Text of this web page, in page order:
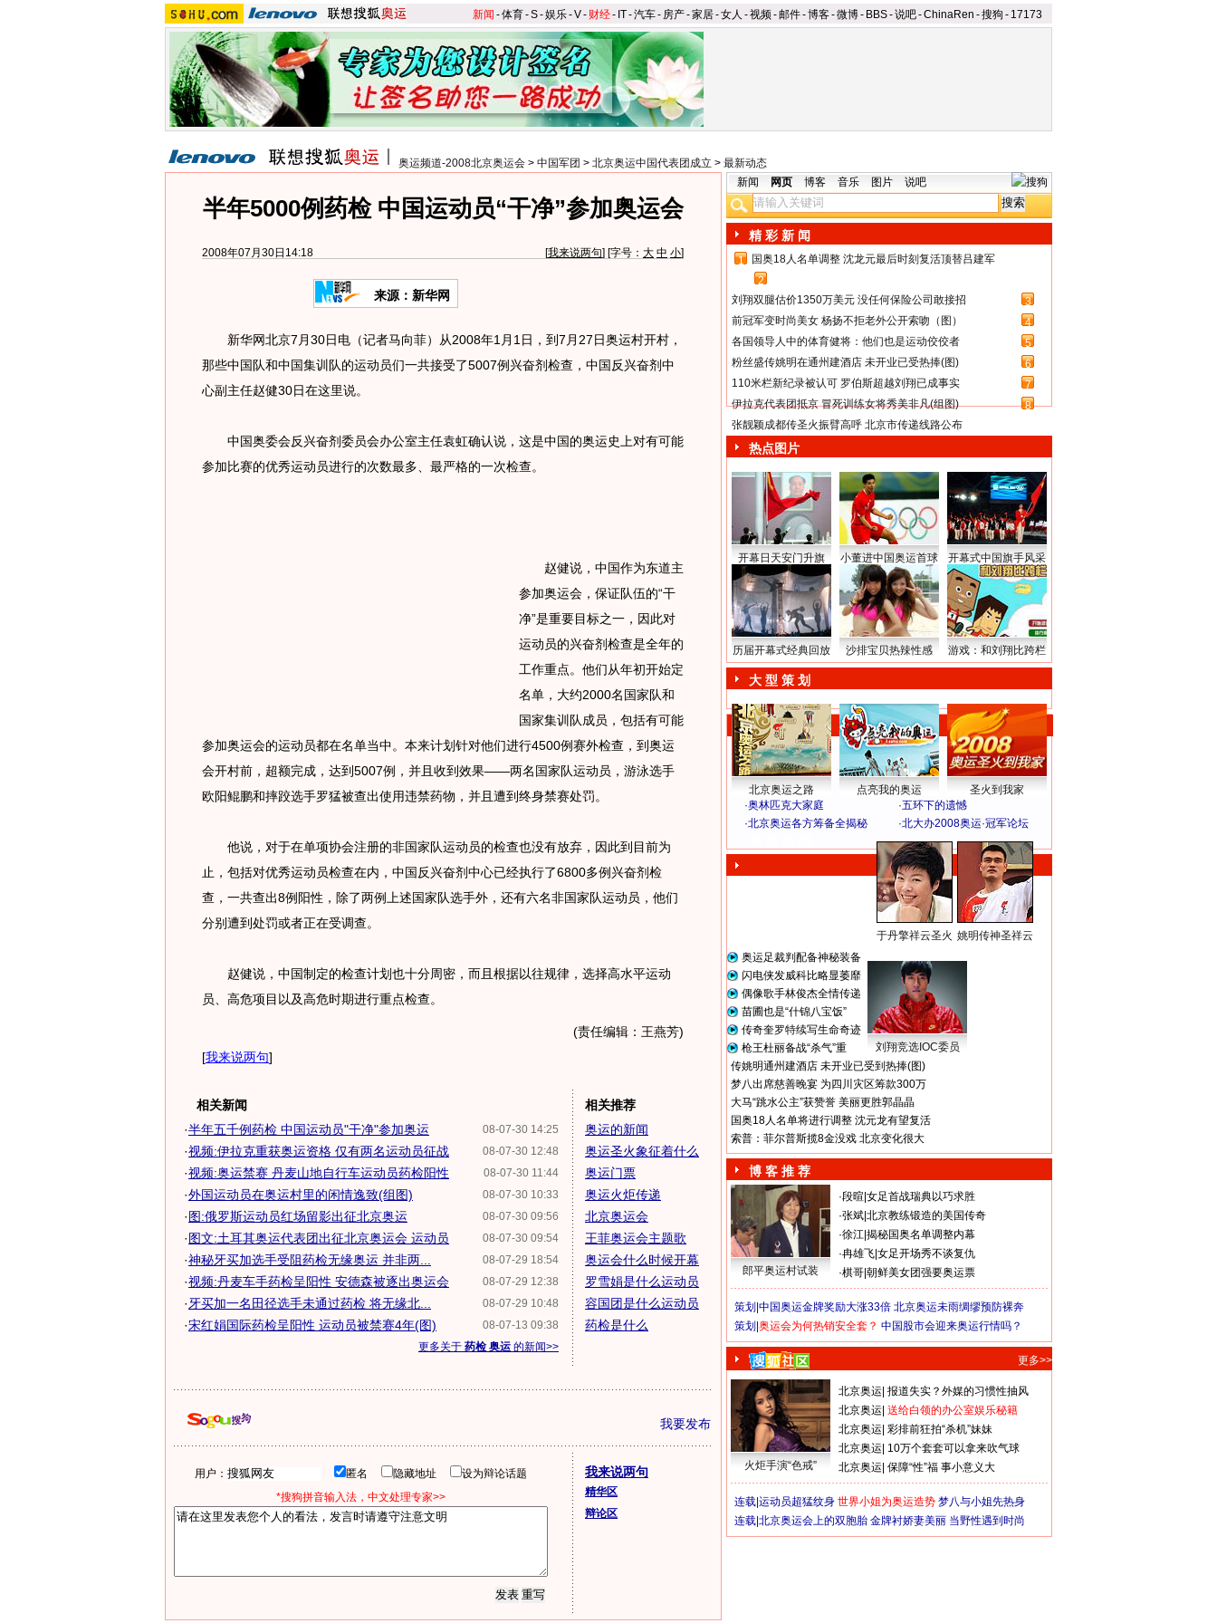
新闻 -体育-S-娱乐-V- 财经- IT-汽车- 房产-家居-女人 -视频-邮件-博客-微博- BBS-说吧-ChinaRen -搜狗 - 17173
奥运频道-2008北京奥运会 > 中国军团 > 北京奥运中国代表团成立 > 最新动态
半年5000例药检 中国运动员“干净”参加奥运会
2008年07月30日14:18 [我来说两句] [字号： 大 中 小]
来源：新华网
新华网北京7月30日电（记者马向菲）从2008年1月1日，到7月27日奥运村开村，
那些中国队和中国集训队的运动员们一共接受了5007例兴奋剂检查，中国反兴奋剂中
心副主任赵健30日在这里说。
中国奥委会反兴奋剂委员会办公室主任袁虹确认说，这是中国的奥运史上对有可能
参加比赛的优秀运动员进行的次数最多、最严格的一次检查。
赵健说，中国作为东道主
参加奥运会，保证队伍的“干
净”是重要目标之一，因此对
运动员的兴奋剂检查是全年的
工作重点。他们从年初开始定
名单，大约2000名国家队和
国家集训队成员，包括有可能
参加奥运会的运动员都在名单当中。本来计划针对他们进行4500例赛外检查，到奥运
会开村前，超额完成，达到5007例，并且收到效果——两名国家队运动员，游泳选手
欧阳鲲鹏和摔跤选手罗猛被查出使用违禁药物，并且遭到终身禁赛处罚。
他说，对于在单项协会注册的非国家队运动员的检查也没有放弃，因此到目前为
止，包括对优秀运动员检查在内，中国反兴奋剂中心已经执行了6800多例兴奋剂检
查，一共查出8例阳性，除了两例上述国家队选手外，还有六名非国家队运动员，他们
分别遭到处罚或者正在受调查。
赵健说，中国制定的检查计划也十分周密，而且根据以往规律，选择高水平运动
员、高危项目以及高危时期进行重点检查。
(责任编辑：王燕芳)
[我来说两句]
相关新闻
08-07-30 14:25
·半年五千例药检 中国运动员"干净"参加奥运
08-07-30 12:48
·视频:伊拉克重获奥运资格 仅有两名运动员征战
08-07-30 11:44
·视频:奥运禁赛 丹麦山地自行车运动员药检阳性
08-07-30 10:33
·外国运动员在奥运村里的闲情逸致(组图)
08-07-30 09:56
·图:俄罗斯运动员红场留影出征北京奥运
08-07-30 09:54
·图文:土耳其奥运代表团出征北京奥运会 运动员
08-07-29 18:54
·神秘牙买加选手受阻药检无缘奥运 并非两...
08-07-29 12:38
·视频:丹麦车手药检呈阳性 安德森被逐出奥运会
08-07-29 10:48
·牙买加一名田径选手未通过药检 将无缘北...
08-07-13 09:38
·宋红娟国际药检呈阳性 运动员被禁赛4年(图)
更多关于 药检 奥运 的新闻>>
相关推荐
奥运的新闻
奥运圣火象征着什么
奥运门票
奥运火炬传递
北京奥运会
王菲奥运会主题歌
奥运会什么时候开幕
罗雪娟是什么运动员
容国团是什么运动员
药检是什么
我要发布
用户： 匿名 隐藏地址
设为辩论话题
*搜狗拼音输入法，中文处理专家>>
我来说两句
精华区
辩论区
新闻 网页 博客 音乐 图片 说吧
精 彩 新 闻
1
国奥18人名单调整 沈龙元最后时刻复活顶替吕建军
2
刘翔双腿估价1350万美元 没任何保险公司敢接招
3
前冠军变时尚美女 杨扬不拒老外公开索吻（图）
4
各国领导人中的体育健将：他们也是运动佼佼者
5
粉丝盛传姚明在通州建酒店 未开业已受热捧(图)
6
110米栏新纪录被认可 罗伯斯超越刘翔已成事实
7
伊拉克代表团抵京 冒死训练女将秀美非凡(组图)
8
张靓颖成都传圣火振臂高呼 北京市传递线路公布
热点图片
开幕日天安门升旗 小董进中国奥运首球 开幕式中国旗手风采
历届开幕式经典回放 沙排宝贝热辣性感 游戏：和刘翔比跨栏
大 型 策 划
北京奥运之路 点亮我的奥运
圣火到我家
·奥林匹克大家庭 ·五环下的遗憾
·北京奥运各方筹备全揭秘 ·北大办2008奥运·冠军论坛
于丹擎祥云圣火 姚明传神圣祥云
奥运足裁判配备神秘装备
闪电侠发威科比略显萎靡
偶像歌手林俊杰全情传递
苗圃也是“什锦八宝饭”
传奇奎罗特续写生命奇迹
枪王杜丽备战“杀气”重
刘翔竞选IOC委员
传姚明通州建酒店 未开业已受到热捧(图)
梦八出席慈善晚宴 为四川灾区筹款300万
大马“跳水公主”获赞誉 美丽更胜郭晶晶
国奥18人名单将进行调整 沈元龙有望复活
索普：菲尔普斯揽8金没戏 北京变化很大
博 客 推 荐
郎平奥运村试装
·段暄 女足首战瑞典以巧求胜
·张斌 北京教练锻造的美国传奇
·徐江 揭秘国奥名单调整内幕
·冉雄飞 女足开场秀不谈复仇
·棋哥 朝鲜美女团强要奥运票
策划| 中国奥运金牌奖励大涨33倍 北京奥运未雨绸缪预防裸奔
策划| 奥运会为何热销安全套？ 中国股市会迎来奥运行情吗？
更多>>
火炬手演“色戒”
北京奥运 报道失实？外媒的习惯性抽风
北京奥运 送给白领的办公室娱乐秘籍
北京奥运 彩排前狂拍“杀机”妹妹
北京奥运 10万个套套可以拿来吹气球
北京奥运 保障“性”福 事小意义大
连载| 运动员超猛纹身 世界小姐为奥运造势 梦八与小姐先热身
连载| 北京奥运会上的双胞胎 金牌衬娇妻美丽 当野性遇到时尚